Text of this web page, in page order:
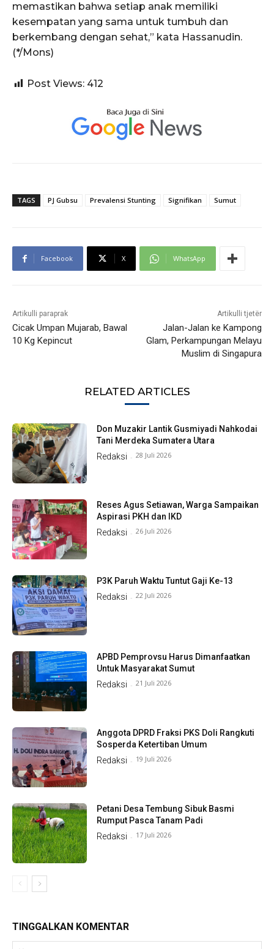
memastikan bahwa setiap anak memiliki
kesempatan yang sama untuk tumbuh dan
berkembang dengan sehat,” kata Hassanudin.
(*/Mons)
Post Views: 412
TAGS PJ Gubsu Prevalensi Stunting Signifikan Sumut
Facebook X WhatsApp
Artikulli paraprak
Cicak Umpan Mujarab, Bawal
10 Kg Kepincut
Artikulli tjetër
Jalan-Jalan ke Kampong
Glam, Perkampungan Melayu
Muslim di Singapura
RELATED ARTICLES
Don Muzakir Lantik Gusmiyadi Nahkodai
Tani Merdeka Sumatera Utara
Redaksi - 28 Juli 2026
Reses Agus Setiawan, Warga Sampaikan
Aspirasi PKH dan IKD
Redaksi - 26 Juli 2026
P3K Paruh Waktu Tuntut Gaji Ke-13
Redaksi - 22 Juli 2026
APBD Pemprovsu Harus Dimanfaatkan
Untuk Masyarakat Sumut
Redaksi - 21 Juli 2026
Anggota DPRD Fraksi PKS Doli Rangkuti
Sosperda Ketertiban Umum
Redaksi - 19 Juli 2026
Petani Desa Tembung Sibuk Basmi
Rumput Pasca Tanam Padi
Redaksi - 17 Juli 2026
TINGGALKAN KOMENTAR